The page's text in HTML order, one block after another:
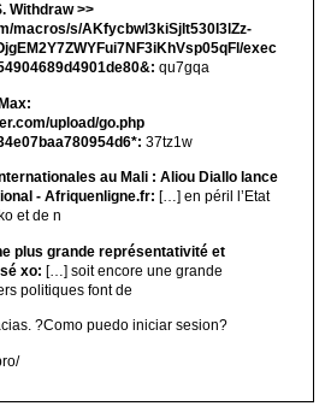
Withdrаw >>
macros/s/AKfycbwl3kiSjlt530I3lZz-
exec
qu7gqa
upload/go.php
37tz1w
au Mali : Aliou Diallo lance
- Afriquenligne.fr: […] en péril l’Etat
et de n
plus grande représentativité et
xo: […] soit encore une grande
politiques font de
?Como puedo iniciar sesion?